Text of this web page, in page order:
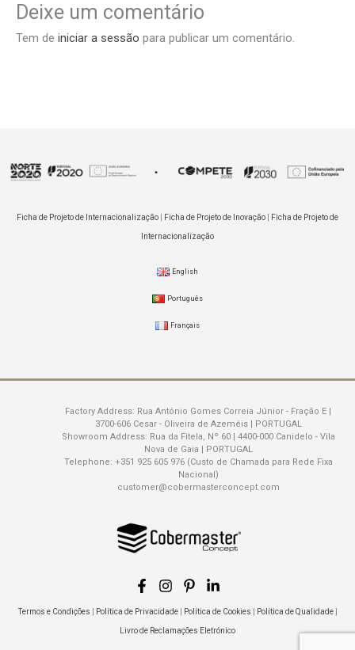
Deixe um comentário
Tem de iniciar a sessão para publicar um comentário.
Ficha de Projeto de Internacionalização Ficha de Projeto de Inovação Ficha de Projeto de
Internacionalização
English
Português
Français
Factory Address: Rua António Gomes Correia Júnior - Fração E |
3700-606 Cesar - Oliveira de Azeméis | PORTUGAL
Showroom Address: Rua da Fitela, Nº 60 | 4400-000 Canidelo - Vila
Nova de Gaia | PORTUGAL
Telephone: +351 925 605 976 (Custo de Chamada para Rede Fixa
Nacional)
customer@cobermasterconcept.com
Termos e Condições Política de Privacidade| Política de Cookies Política de Qualidade|
Livro de Reclamações Eletrónico